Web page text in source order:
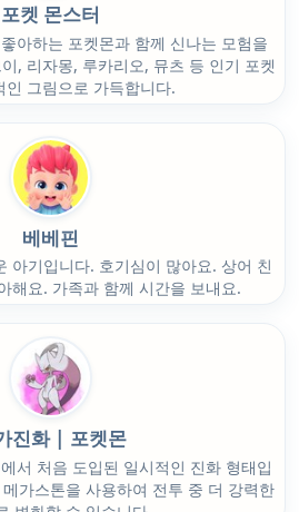
포켓 몬스터
아하는 포켓몬과 함께 신나는 모험을
, 리자몽, 루카리오, 뮤츠 등 인기 포켓
인 그림으로 가득합니다.
베베핀
아기입니다. 호기심이 많아요. 상어 친
해요. 가족과 함께 시간을 보내요.
진화 | 포켓몬
서 처음 도입된 일시적인 진화 형태입
가스톤을 사용하여 전투 중 더 강력한